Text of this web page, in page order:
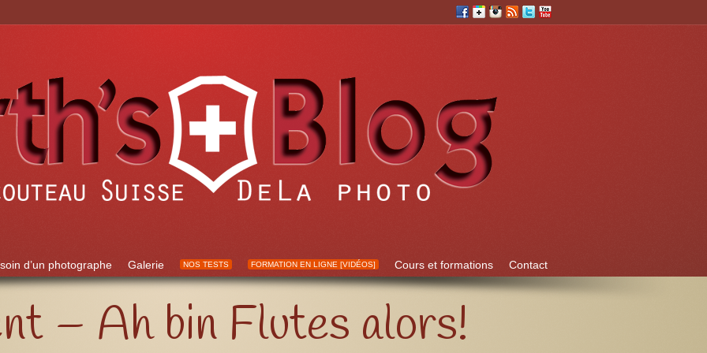
d’un photographe Galerie NOS TESTS FORMATION EN LIGNE [VIDÉOS] Cours et formations Contact
– Ah bin Flutes alors!